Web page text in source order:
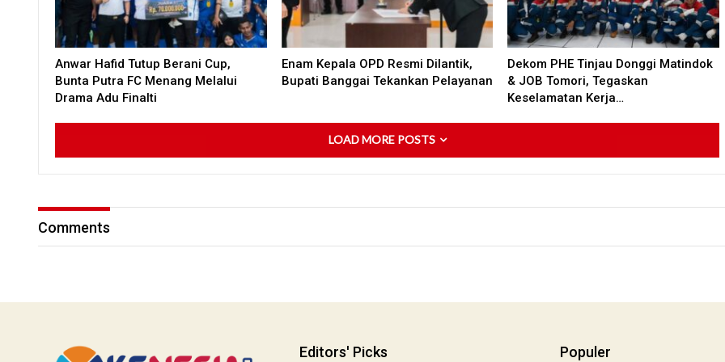
Anwar Hafid Tutup Berani Cup,
Bunta Putra FC Menang Melalui
Drama Adu Finalti
Enam Kepala OPD Resmi Dilantik,
Bupati Banggai Tekankan Pelayanan
Dekom PHE Tinjau Donggi Matindok
& JOB Tomori, Tegaskan
Keselamatan Kerja…
LOAD MORE POSTS
Comments
Editors' Picks Populer